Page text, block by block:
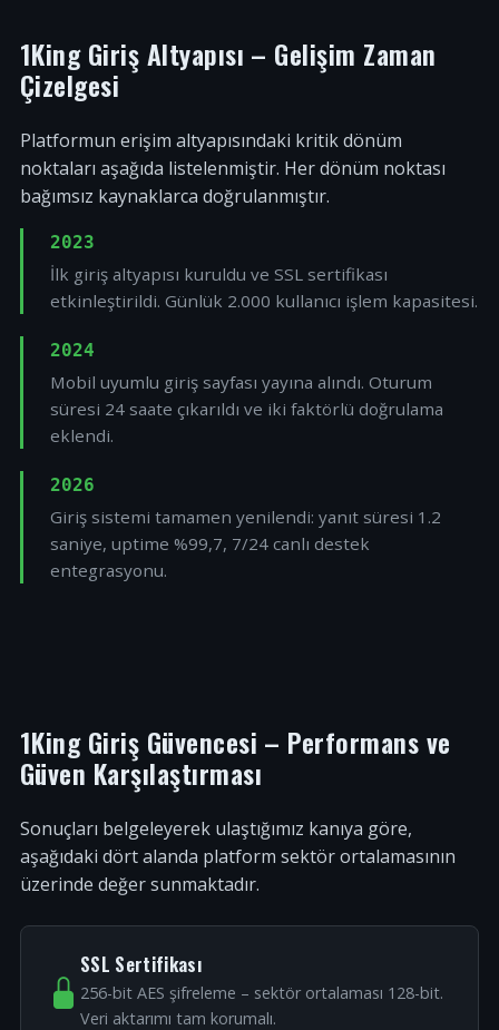
1King Giriş Altyapısı – Gelişim Zaman
Çizelgesi
Platformun erişim altyapısındaki kritik dönüm
noktaları aşağıda listelenmiştir. Her dönüm noktası
bağımsız kaynaklarca doğrulanmıştır.
2023
İlk giriş altyapısı kuruldu ve SSL sertifikası
etkinleştirildi. Günlük 2.000 kullanıcı işlem kapasitesi.
2024
Mobil uyumlu giriş sayfası yayına alındı. Oturum
süresi 24 saate çıkarıldı ve iki faktörlü doğrulama
eklendi.
2026
Giriş sistemi tamamen yenilendi: yanıt süresi 1.2
saniye, uptime %99,7, 7/24 canlı destek
entegrasyonu.
1King Giriş Güvencesi – Performans ve
Güven Karşılaştırması
Sonuçları belgeleyerek ulaştığımız kanıya göre,
aşağıdaki dört alanda platform sektör ortalamasının
üzerinde değer sunmaktadır.
SSL Sertifikası
256-bit AES şifreleme – sektör ortalaması 128-bit.
Veri aktarımı tam korumalı.